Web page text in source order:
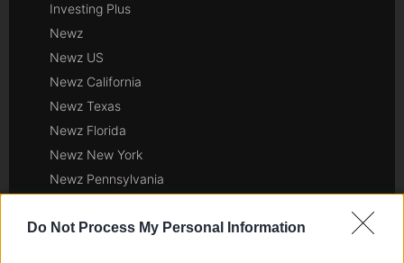
Do Not Process My Personal Information
Investing Plus
Newz
Newz US
Newz California
Newz Texas
Newz Florida
Newz New York
Newz Pennsylvania
Newz Ohio